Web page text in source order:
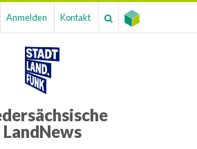
Anmelden Kontakt
LandNews